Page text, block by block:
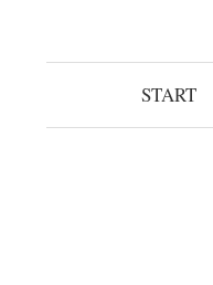
START